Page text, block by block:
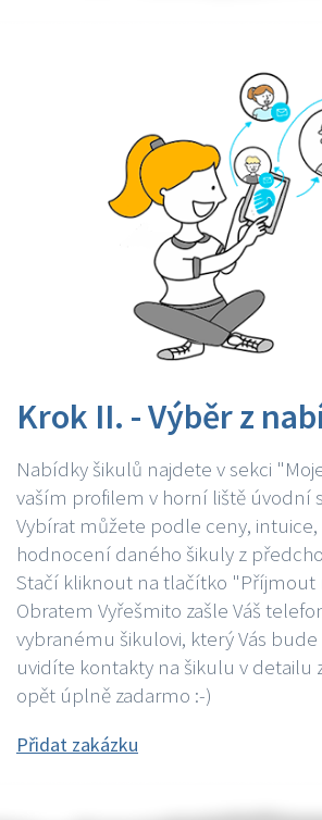
Krok II. - Výběr z
Nabídky šikulů najdete v sekci
vaším profilem v horní liště úvodní
Vybírat můžete podle ceny,
hodnocení daného šikuly z
Stačí kliknout na tlačítko "Příjmout
Obratem Vyřešmito zašle Váš
vybranému šikulovi, který Vás
uvidíte kontakty na šikulu v detailu
opět úplně zadarmo :-)
Přidat zakázku